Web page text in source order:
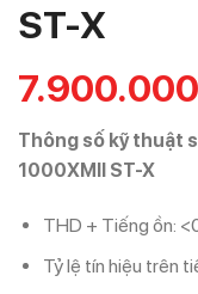
ST-X
7.900.000
Thông số kỹ thuật
1000XMII ST-X
THD + Tiếng ồn:
Tỷ lệ tín hiệu trên